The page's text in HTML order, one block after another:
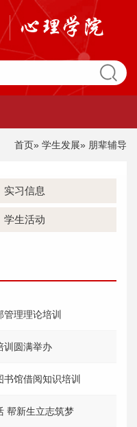
首页» 学生发展» 朋辈辅导
实习信息
学生活动
管理理论培训
训圆满举办
书馆借阅知识培训
帮新生立志筑梦